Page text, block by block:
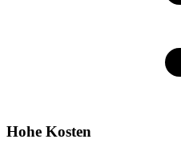
Hohe Kosten